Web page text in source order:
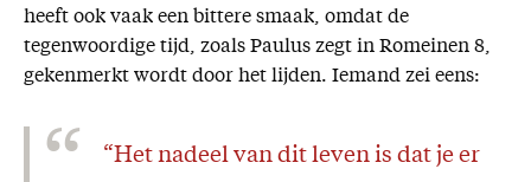
heeft ook vaak een bittere smaak, omdat de
tegenwoordige tijd, zoals Paulus zegt in Romeinen 8,
gekenmerkt wordt door het lijden. Iemand zei eens:
“Het nadeel van dit leven is dat je er